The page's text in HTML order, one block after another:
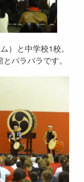
）と中学校1校。
バラバラです。